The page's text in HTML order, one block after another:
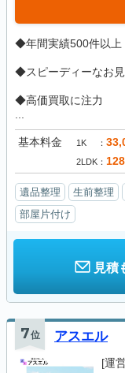
◆年間実績500件以上
◆スピーディーなお見
◆高価買取に注力
基本料金 1K
2LDK
遺品整理 生前整理
部屋片付け
見積
7位 アスエル
[運